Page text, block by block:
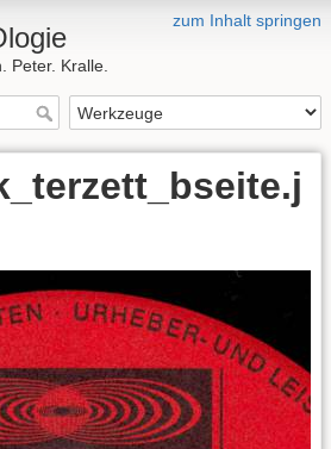
zum Inhalt springen
Peter. Kralle.